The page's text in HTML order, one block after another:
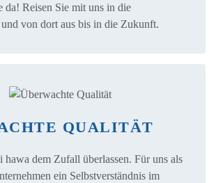
da! Reisen Sie mit uns in die
von dort aus bis in die Zukunft.
QUALITÄT
dem Zufall überlassen. Für uns als
ein Selbstverständnis im